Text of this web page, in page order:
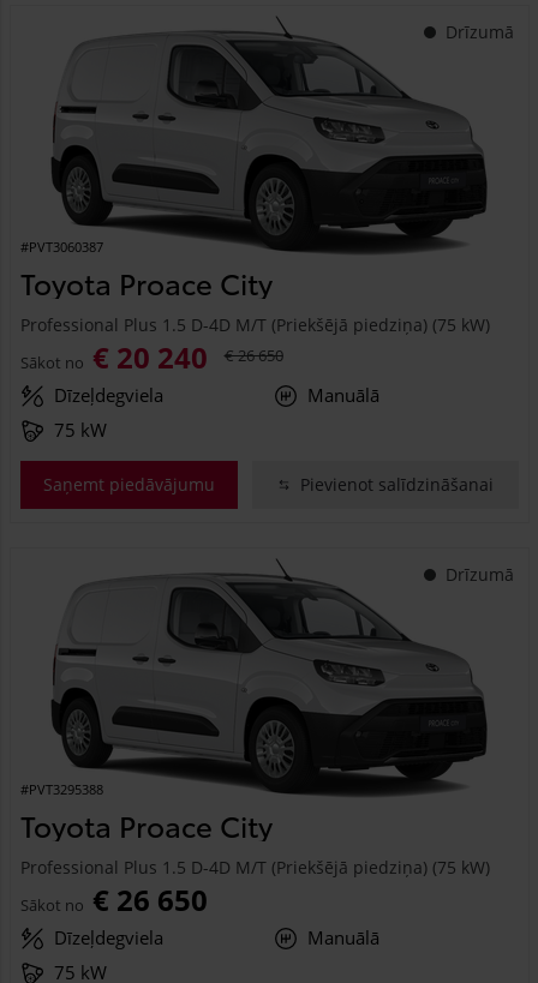
Drīzumā
#PVT3060387
Toyota Proace City
Professional Plus 1.5 D-4D M/T (Priekšējā piedziņa) (75 kW)
Sākot no € 20 240 € 26 650
Dīzeļdegviela
Manuālā
75 kW
Saņemt piedāvājumu Pievienot salīdzināšanai
Drīzumā
#PVT3295388
Toyota Proace City
Professional Plus 1.5 D-4D M/T (Priekšējā piedziņa) (75 kW)
Sākot no € 26 650
Dīzeļdegviela
Manuālā
75 kW